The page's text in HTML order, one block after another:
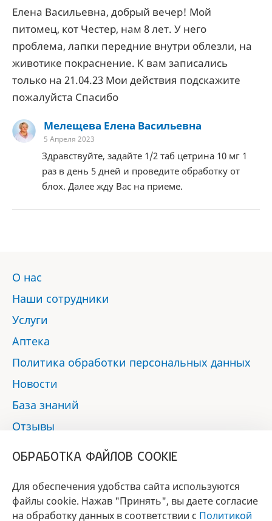
Елена Васильевна, добрый вечер! Мой
питомец, кот Честер, нам 8 лет. У него
проблема, лапки передние внутри облезли, на
животике покраснение. К вам записались
только на 21.04.23 Мои действия подскажите
пожалуйста Спасибо
Мелещева Елена Васильевна
5 Апреля 2023
Здравствуйте, задайте 1/2 таб цетрина 10 мг 1
раз в день 5 дней и проведите обработку от
блох. Далее жду Вас на приеме.
О нас
Наши сотрудники
Услуги
Аптека
Политика обработки персональных данных
Новости
База знаний
Отзывы
ОБРАБОТКА ФАЙЛОВ COOKIE
Для обеспечения удобства сайта используются
файлы cookie. Нажав "Принять", вы даете согласие
на обработку данных в соответствии с Политикой